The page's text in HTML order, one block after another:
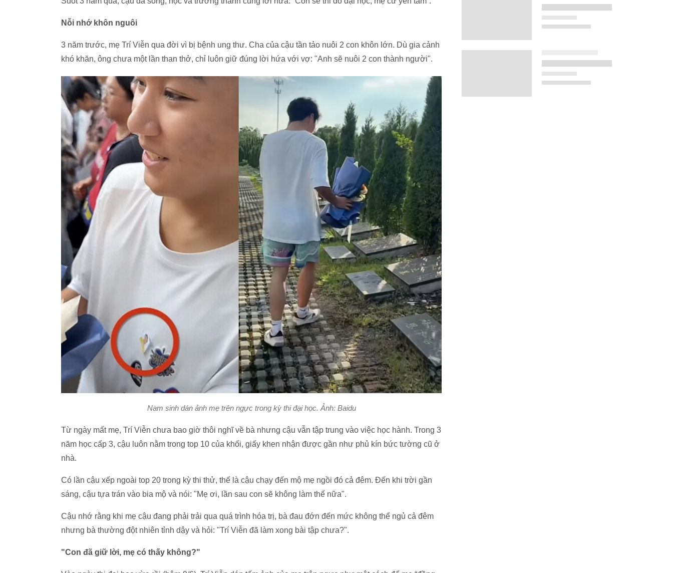
Nỗi nhớ khôn nguôi
3 năm trước, mẹ Trí Viễn qua đời vì bị bệnh ung thư. Cha của cậu tần tảo nuôi 2 con khôn lớn. Dù gia cảnh
khó khăn, ông chưa một lần than thở, chỉ luôn giữ đúng lời hứa với vợ: "Anh sẽ nuôi 2 con thành người".
Nam sinh dán ảnh mẹ trên ngực trong kỳ thi đại học. Ảnh: Baidu
Từ ngày mất mẹ, Trí Viễn chưa bao giờ thôi nghĩ về bà nhưng cậu vẫn tập trung vào việc học hành. Trong 3
năm học cấp 3, cậu luôn nằm trong top 10 của khối, giấy khen nhận được gần như phủ kín bức tường cũ ở
nhà.
Có lần cậu xếp ngoài top 20 trong kỳ thi thử, thế là cậu chạy đến mộ mẹ ngồi đó cả đêm. Đến khi trời gần
sáng, cậu tựa trán vào bia mộ và nói: "Mẹ ơi, lần sau con sẽ không làm thế nữa".
Cậu nhớ rằng khi mẹ cậu đang phải trải qua quá trình hóa trị, bà đau đớn đến mức không thể ngủ cả đêm
nhưng bà thường đột nhiên tỉnh dậy và hỏi: "Trí Viễn đã làm xong bài tập chưa?".
"Con đã giữ lời, mẹ có thấy không?"